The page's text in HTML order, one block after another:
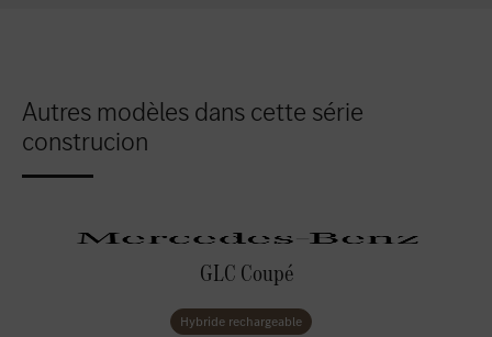
Autres modèles dans cette série
construcion
GLC Coupé
Hybride rechargeable